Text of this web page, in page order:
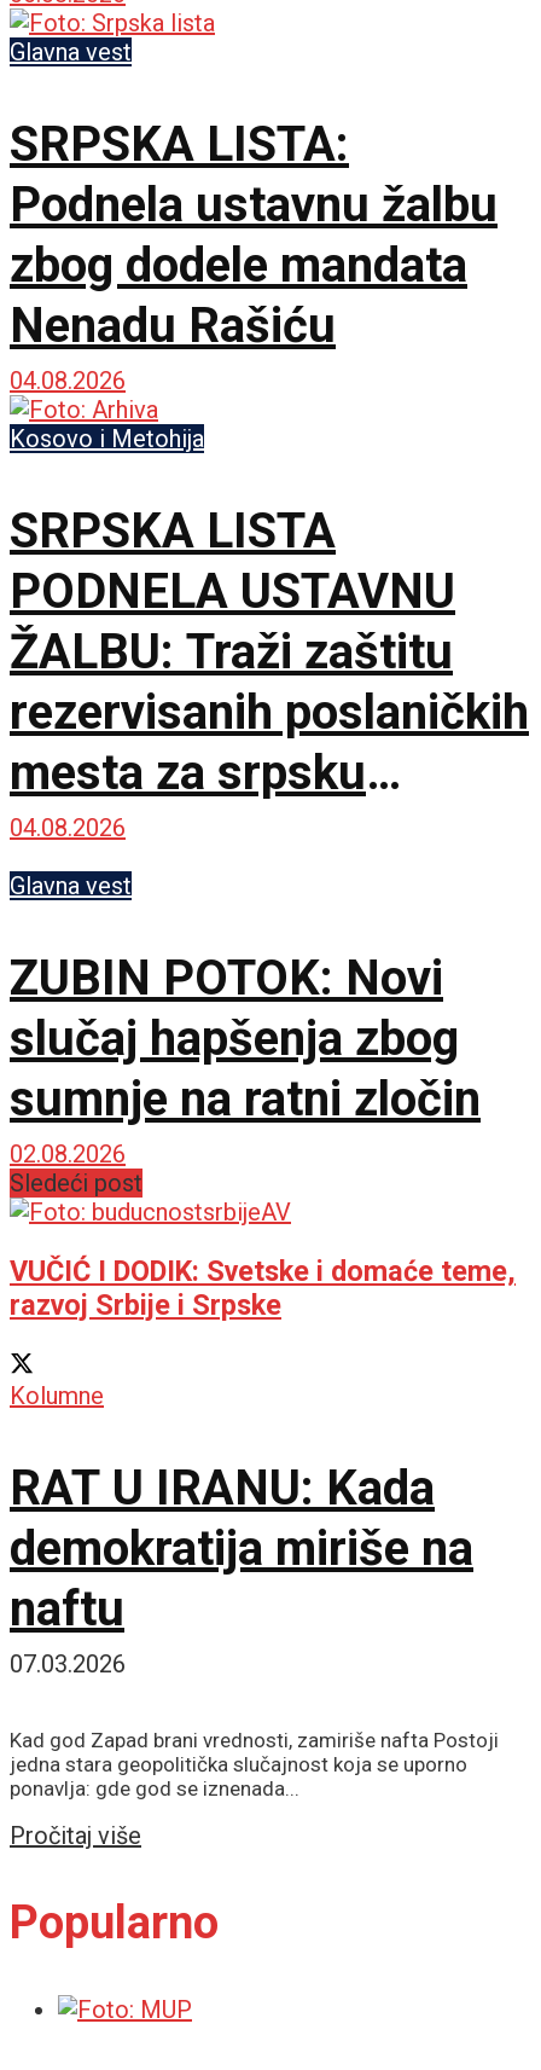
Glavna vest
SRPSKA LISTA:
Podnela ustavnu žalbu
zbog dodele mandata
Nenadu Rašiću
04.08.2026
Kosovo i Metohija
SRPSKA LISTA
PODNELA USTAVNU
ŽALBU: Traži zaštitu
rezervisanih poslaničkih
mesta za srpsku
zajednicu
04.08.2026
Glavna vest
ZUBIN POTOK: Novi
slučaj hapšenja zbog
sumnje na ratni zločin
02.08.2026
Sledeći post
VUČIĆ I DODIK: Svetske i domaće teme,
razvoj Srbije i Srpske
Kolumne
RAT U IRANU: Kada
demokratija miriše na
naftu
07.03.2026
Kad god Zapad brani vrednosti, zamiriše nafta Postoji
jedna stara geopolitička slučajnost koja se uporno
ponavlja: gde god se iznenada...
Pročitaj više
Popularno